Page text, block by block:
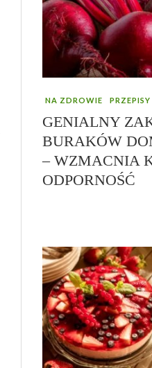
NA ZDROWIE PRZEPISY
GENIALNY
BURAKÓW
– WZMACNIA
ODPORNOŚĆ